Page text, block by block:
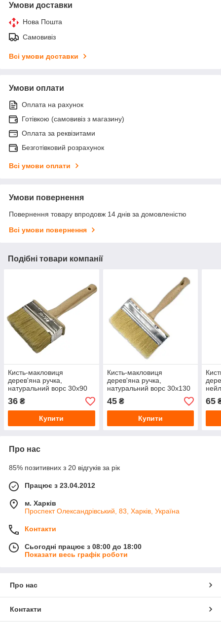
Умови доставки
Нова Пошта
Самовивіз
Всі умови доставки
Умови оплати
Оплата на рахунок
Готівкою (самовивіз з магазину)
Оплата за реквізитами
Безготівковий розрахунок
Всі умови оплати
Умови повернення
Повернення товару впродовж 14 днів за домовленістю
Всі умови повернення
Подібні товари компанії
Кисть-макловиця
дерев'яна ручка,
натуральний ворс 30х90
мм
36 ₴
Купити
Кисть-макловиця
дерев'яна ручка,
натуральний ворс 30х130
мм
45₴
Купити
65
Про нас
85% позитивних з 20 відгуків за рік
Працює з 23.04.2012
м. Харків
Проспект Олександрівський, 83, Харків, Україна
Контакти
Сьогодні працює з 08:00 до 18:00
Показати весь графік роботи
Про нас
Контакти